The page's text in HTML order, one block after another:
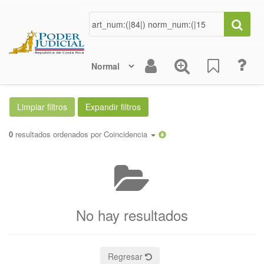
0 resultados ordenados por Coincidencia
No hay resultados
Regresar